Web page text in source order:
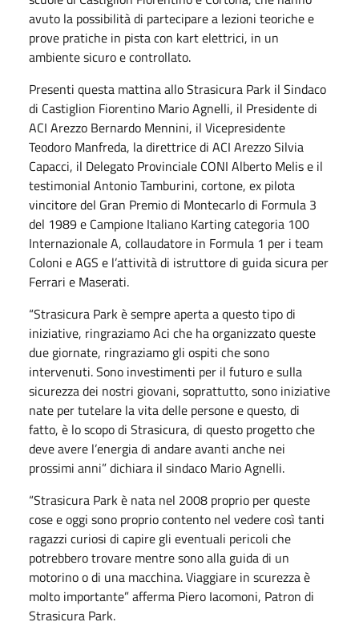
avuto la possibilità di partecipare a lezioni teoriche e
prove pratiche in pista con kart elettrici, in un
ambiente sicuro e controllato.
Presenti questa mattina allo Strasicura Park il Sindaco
di Castiglion Fiorentino Mario Agnelli, il Presidente di
ACI Arezzo Bernardo Mennini, il Vicepresidente
Teodoro Manfreda, la direttrice di ACI Arezzo Silvia
Capacci, il Delegato Provinciale CONI Alberto Melis e il
testimonial Antonio Tamburini, cortone, ex pilota
vincitore del Gran Premio di Montecarlo di Formula 3
del 1989 e Campione Italiano Karting categoria 100
Internazionale A, collaudatore in Formula 1 per i team
Coloni e AGS e l’attività di istruttore di guida sicura per
Ferrari e Maserati.
“Strasicura Park è sempre aperta a questo tipo di
iniziative, ringraziamo Aci che ha organizzato queste
due giornate, ringraziamo gli ospiti che sono
intervenuti. Sono investimenti per il futuro e sulla
sicurezza dei nostri giovani, soprattutto, sono iniziative
nate per tutelare la vita delle persone e questo, di
fatto, è lo scopo di Strasicura, di questo progetto che
deve avere l’energia di andare avanti anche nei
prossimi anni” dichiara il sindaco Mario Agnelli.
“Strasicura Park è nata nel 2008 proprio per queste
cose e oggi sono proprio contento nel vedere così tanti
ragazzi curiosi di capire gli eventuali pericoli che
potrebbero trovare mentre sono alla guida di un
motorino o di una macchina. Viaggiare in scurezza è
molto importante” afferma Piero Iacomoni, Patron di
Strasicura Park.